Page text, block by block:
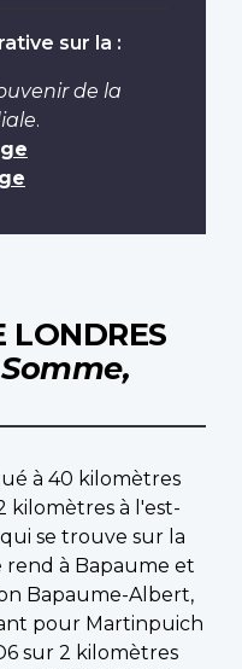
sur la :
de la
.
LONDRES
Somme,
à 40 kilomètres
kilomètres à l'est-
se trouve sur la
rend à Bapaume et
Bapaume-Albert,
pour Martinpuich
sur 2 kilomètres